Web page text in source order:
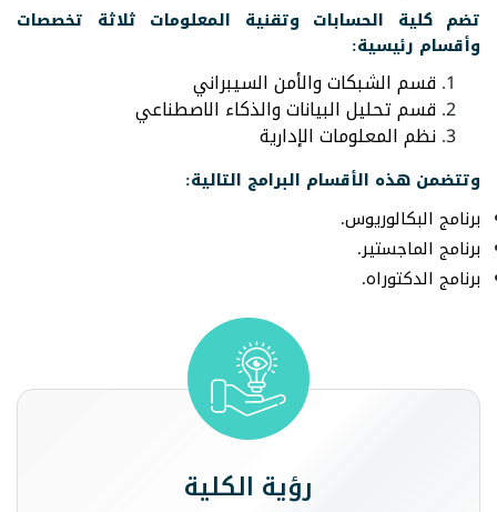
تضم كلية الحسابات وتقنية المعلومات ثلاثة تخصصات
وأقسام رئيسية:
قسم الشبكات والأمن السيبراني
قسم تحليل البيانات والذكاء الاصطناعي
نظم المعلومات الإدارية
وتتضمن هذه الأقسام البرامج التالية:
برنامج البكالوريوس.
برنامج الماجستير.
برنامج الدكتوراه.
رؤية الكلية